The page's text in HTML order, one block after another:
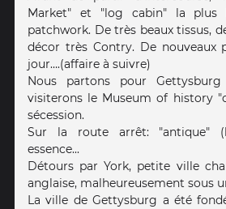
Market" et "log cabin" la plus
patchwork. De très beaux tissus,
décor très Contry. De nouveaux
jour….(affaire à suivre)
Nous partons pour
visiterons le Museum of history
sécession.
Sur la route arrêt: "antique"
essence...
Détours par York, petite ville
anglaise, malheureusement sous
La ville de Gettysburg a été